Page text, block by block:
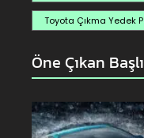
Toyota Çıkma Yedek
Öne Çıkan